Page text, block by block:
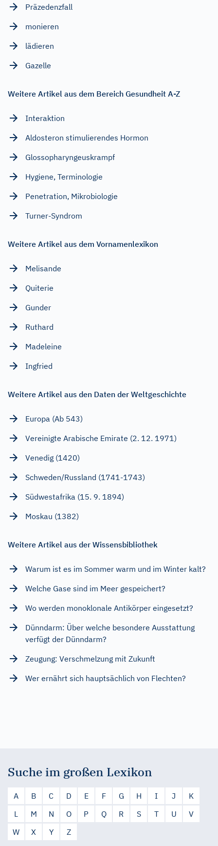
Präzedenzfall
monieren
lädieren
Gazelle
Weitere Artikel aus dem Bereich Gesundheit A-Z
Interaktion
Aldosteron stimulierendes Hormon
Glossopharyngeuskrampf
Hygiene, Terminologie
Penetration, Mikrobiologie
Turner-Syndrom
Weitere Artikel aus dem Vornamenlexikon
Melisande
Quiterie
Gunder
Ruthard
Madeleine
Ingfried
Weitere Artikel aus den Daten der Weltgeschichte
Europa (Ab 543)
Vereinigte Arabische Emirate (2. 12. 1971)
Venedig (1420)
Schweden/Russland (1741-1743)
Südwestafrika (15. 9. 1894)
Moskau (1382)
Weitere Artikel aus der Wissensbibliothek
Warum ist es im Sommer warm und im Winter kalt?
Welche Gase sind im Meer gespeichert?
Wo werden monoklonale Antikörper eingesetzt?
Dünndarm: Über welche besondere Ausstattung
verfügt der Dünndarm?
Zeugung: Verschmelzung mit Zukunft
Wer ernährt sich hauptsächlich von Flechten?
Suche im großen Lexikon
A B C D E F G H I J
K
L
M N O P Q R S T U
V
W
X Y Z